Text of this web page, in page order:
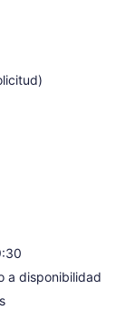
a disponibilidad